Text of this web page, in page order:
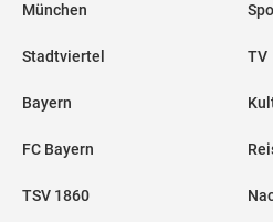
München
Stadtviertel
Bayern
FC Bayern
TSV 1860
TV